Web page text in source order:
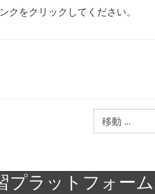
クをクリックしてください。
ラットフォー